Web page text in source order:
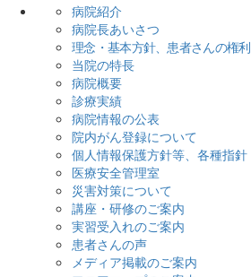
病院紹介
病院長あいさつ
理念・基本方針、患者さんの権
当院の特長
病院概要
診療実績
病院情報の公表
院内がん登録について
個人情報保護方針等、各種指針
医療安全管理室
災害対策について
講座・研修のご案内
実習受入れのご案内
患者さんの声
メディア掲載のご案内